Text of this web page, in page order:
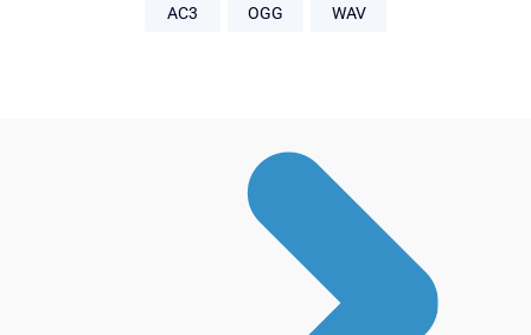
AC3
OGG
WAV